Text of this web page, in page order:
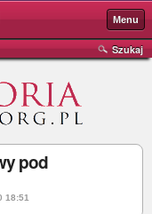
Menu
Szukaj
pod
18:51